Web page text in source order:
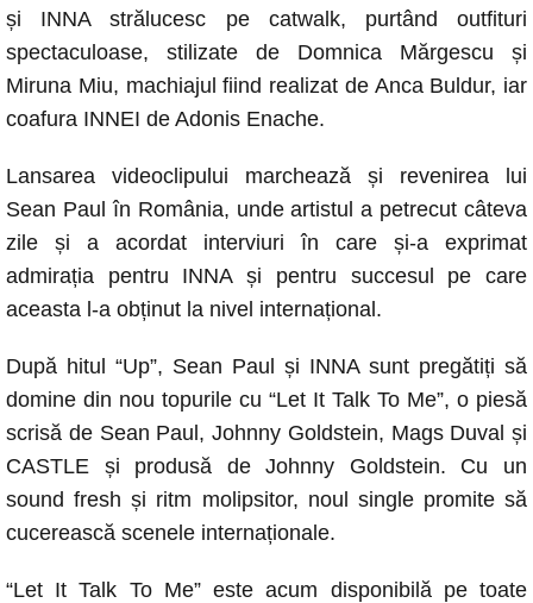
și INNA strălucesc pe catwalk, purtând outfituri
spectaculoase, stilizate de Domnica Mărgescu și
Miruna Miu, machiajul fiind realizat de Anca Buldur, iar
coafura INNEI de Adonis Enache.
Lansarea videoclipului marchează și revenirea lui
Sean Paul în România, unde artistul a petrecut câteva
zile și a acordat interviuri în care și-a exprimat
admirația pentru INNA și pentru succesul pe care
aceasta l-a obținut la nivel internațional.
După hitul “Up”, Sean Paul și INNA sunt pregătiți să
domine din nou topurile cu “Let It Talk To Me”, o piesă
scrisă de Sean Paul, Johnny Goldstein, Mags Duval și
CASTLE și produsă de Johnny Goldstein. Cu un
sound fresh și ritm molipsitor, noul single promite să
cucerească scenele internaționale.
“Let It Talk To Me” este acum disponibilă pe toate